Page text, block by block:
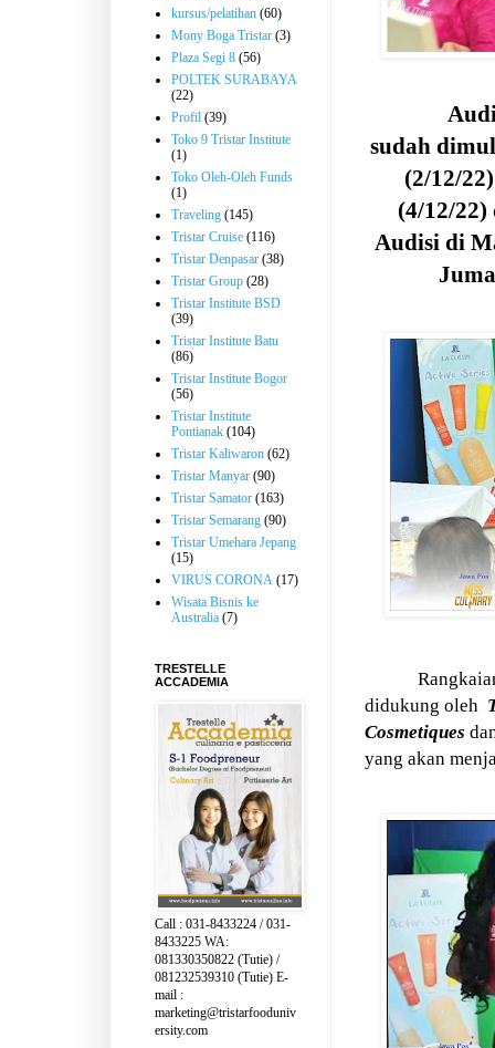
sudah
(2/12/
(4/12/22)
Audisi di
didukung oleh
Cosmetiques
yang akan
kursus/pelatihan (60)
Mony Boga Tristar (3)
Plaza Segi 8 (56)
POLTEK SURABAYA
(22)
Profil (39)
Toko 9 Tristar Institute
(1)
Toko Oleh-Oleh Funds
(1)
Traveling (145)
Tristar Cruise (116)
Tristar Denpasar (38)
Tristar Group (28)
Tristar Institute BSD
(39)
Tristar Institute Batu
(86)
Tristar Institute Bogor
(56)
Tristar Institute
Pontianak (104)
Tristar Kaliwaron (62)
Tristar Manyar (90)
Tristar Samator (163)
Tristar Semarang (90)
Tristar Umehara Jepang
(15)
VIRUS CORONA (17)
Wisata Bisnis ke
Australia (7)
TRESTELLE
ACCADEMIA
Call : 031-8433224 / 031-
8433225 WA:
081330350822 (Tutie) /
081232539310 (Tutie) E-
mail :
marketing@tristarfooduniv
ersity.com